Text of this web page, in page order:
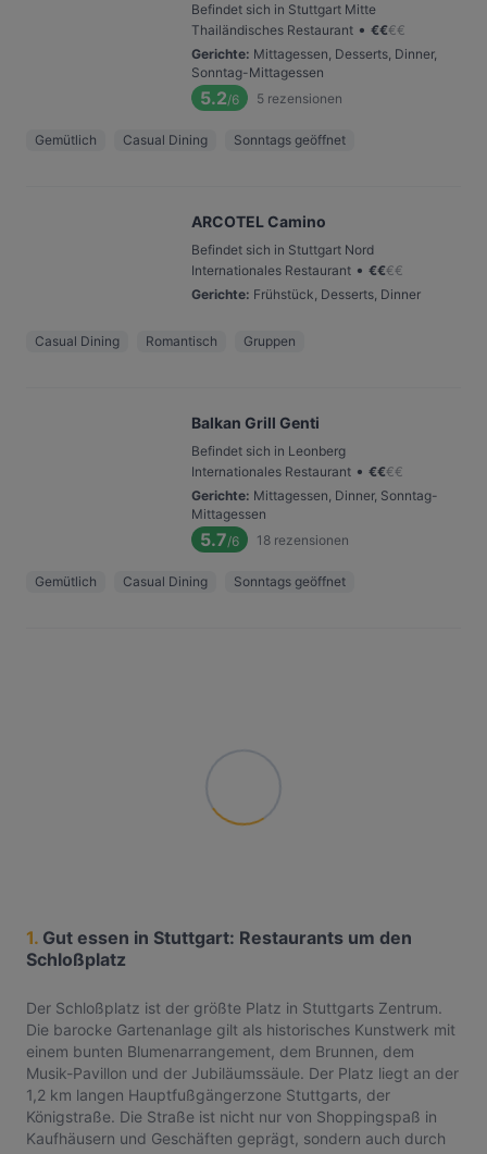
Befindet sich in Stuttgart Mitte
Thailändisches Restaurant • €€€€
Gerichte: Mittagessen, Desserts, Dinner,
Sonntag-Mittagessen
5.2/6 5 rezensionen
Gemütlich Casual Dining Sonntags geöffnet
ARCOTEL Camino
Befindet sich in Stuttgart Nord
Internationales Restaurant • €€€€
Gerichte: Frühstück, Desserts, Dinner
Casual Dining Romantisch Gruppen
Balkan Grill Genti
Befindet sich in Leonberg
Internationales Restaurant • €€€€
Gerichte: Mittagessen, Dinner, Sonntag-
Mittagessen
5.7/6 18 rezensionen
Gemütlich Casual Dining Sonntags geöffnet
1. Gut essen in Stuttgart: Restaurants um den
Schloßplatz
Der Schloßplatz ist der größte Platz in Stuttgarts Zentrum.
Die barocke Gartenanlage gilt als historisches Kunstwerk mit
einem bunten Blumenarrangement, dem Brunnen, dem
Musik-Pavillon und der Jubiläumssäule. Der Platz liegt an der
1,2 km langen Hauptfußgängerzone Stuttgarts, der
Königstraße. Die Straße ist nicht nur von Shoppingspaß in
Kaufhäusern und Geschäften geprägt, sondern auch durch